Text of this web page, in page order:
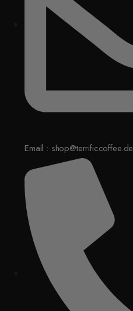
Email : shop@terrificcoffee.de